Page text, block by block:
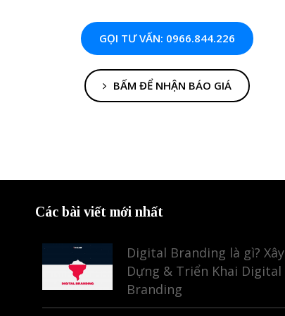
GỌI TƯ VẤN: 0966.844.226
BẤM ĐỂ NHẬN BÁO GIÁ
Các bài viết mới nhất
Digital Branding là gì? Xây
Dựng & Triển Khai Digital
Branding